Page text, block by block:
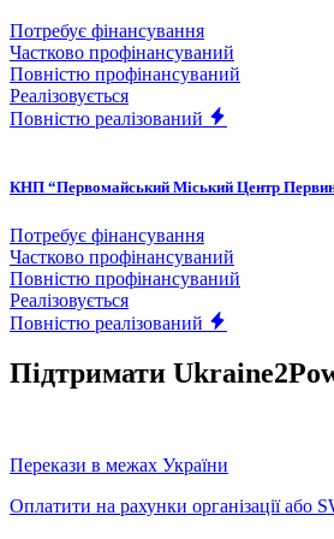
Потребує фінансування
Частково профінансуваний
Повністю профінансуваний
Реалізовується
Повністю реалізований
КНП “Первомайський Міський Центр
Потребує фінансування
Частково профінансуваний
Повністю профінансуваний
Реалізовується
Повністю реалізований
Підтримати
Перекази в межах України
Оплатити на рахунки організації або